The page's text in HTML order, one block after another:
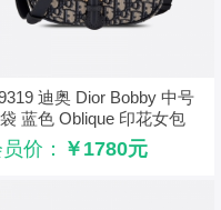
迪奥 Dior Bobby 中号
蓝色 Oblique 印花女包
价： ￥1780元